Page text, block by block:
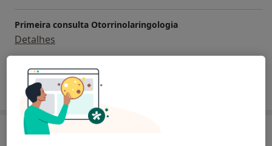
Primeira consulta Otorrinolaringologia
Detalhes
Como mostramos os preços?
Consultórios (2)